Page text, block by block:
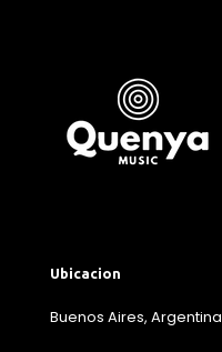
Ubicacion
Buenos Aires, Argentina